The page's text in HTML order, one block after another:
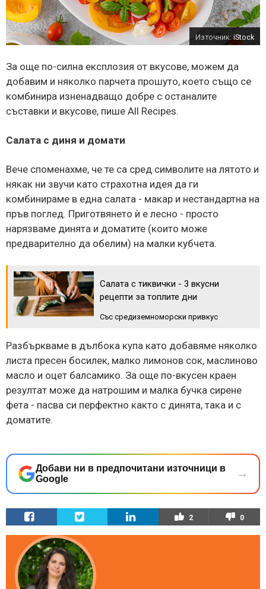
Източник:iStock
За още по-силна експлозия от вкусове, можем да
добавим и няколко парчета прошуто, което също се
комбинира изненадващо добре с останалите
съставки и вкусове, пише All Recipes.
Салата с диня и домати
Вече споменахме, че те са сред символите на лятото и
някак ни звучи като страхотна идея да ги
комбинираме в една салата - макар и нестандартна на
пръв поглед. Приготвянето ѝ е лесно - просто
нарязваме динята и доматите (които може
предварително да обелим) на малки кубчета.
Салата с тиквички - 3 вкусни
рецепти за топлите дни
Със средиземноморски привкус
Разбъркваме в дълбока купа като добавяме няколко
листа пресен босилек, малко лимонов сок, маслиново
масло и оцет балсамико. За още по-вкусен краен
резултат може да натрошим и малка бучка сирене
фета - пасва си перфектно както с динята, така и с
доматите.
Добави ни в предпочитани източници в
Google
→
2 0